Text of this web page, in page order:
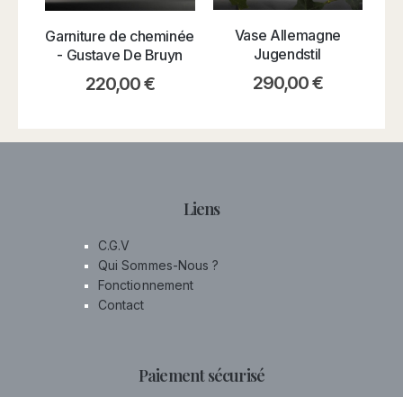
Garniture de cheminée
- Gustave De Bruyn
220,00€
Vase Allemagne
Jugendstil
290,00€
Liens
C.G.V
Qui Sommes-Nous ?
Fonctionnement
Contact
Paiement sécurisé